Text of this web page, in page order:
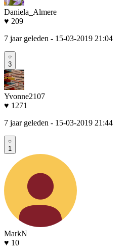
Daniela_Almere
♥ 209
7 jaar geleden - 15-03-2019 21:04
3
Yvonne2107
♥ 1271
7 jaar geleden - 15-03-2019 21:44
1
MarkN
♥ 10